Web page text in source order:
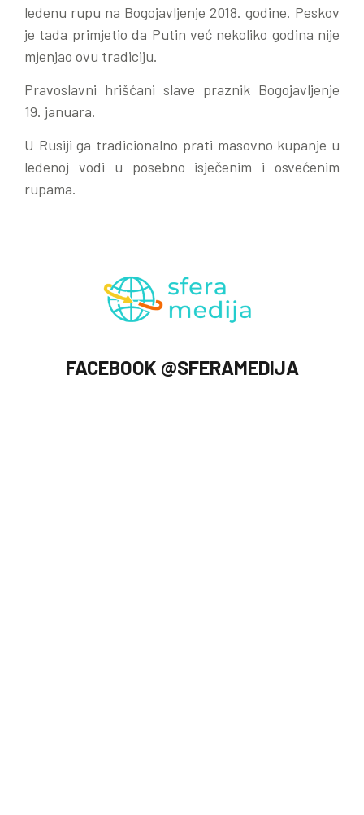
ledenu rupu na Bogojavljenje 2018. godine. Peskov
je tada primjetio da Putin već nekoliko godina nije
mjenjao ovu tradiciju.
Pravoslavni hrišćani slave praznik Bogojavljenje
19. januara.
U Rusiji ga tradicionalno prati masovno kupanje u
ledenoj vodi u posebno isječenim i osvećenim
rupama.
FACEBOOK @SFERAMEDIJA